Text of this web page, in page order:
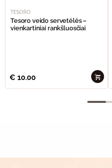
TESORO
Tesoro veido servetėlės –
vienkartiniai rankšluosčiai
€ 10.00